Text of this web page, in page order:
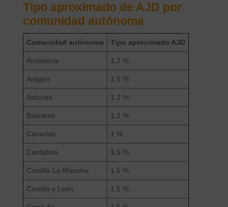
Tipo aproximado de AJD por
comunidad autónoma
Comunidad autónoma Tipo aproximado AJD
Andalucía 1,2 %
Aragón 1,5 %
Asturias 1,2 %
Baleares 1,2 %
Canarias 1 %
Cantabria 1,5 %
Castilla-La Mancha 1,5 %
Castilla y León 1,5 %